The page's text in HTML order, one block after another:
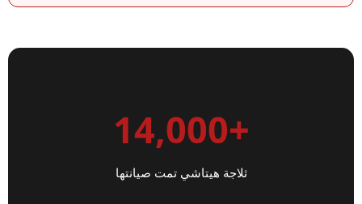
+14,000
ثلاجة هيتاشي تمت صيانتها